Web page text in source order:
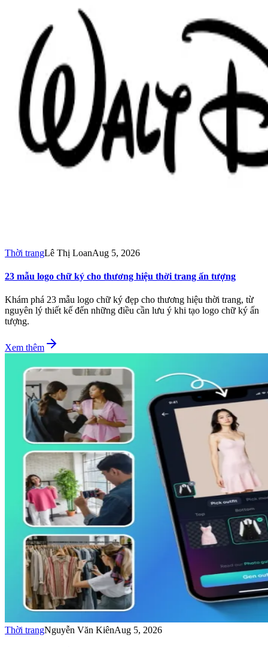
Thời trangLê Thị LoanAug 5, 2026
23 mẫu logo chữ ký cho thương hiệu thời trang ấn tượng
Khám phá 23 mẫu logo chữ ký đẹp cho thương hiệu thời trang, từ
nguyên lý thiết kế đến những điều cần lưu ý khi tạo logo chữ ký ấn
tượng.
Xem thêm
Thời trangNguyễn Văn KiênAug 5, 2026